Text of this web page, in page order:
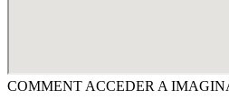
COMMENT ACCEDER A